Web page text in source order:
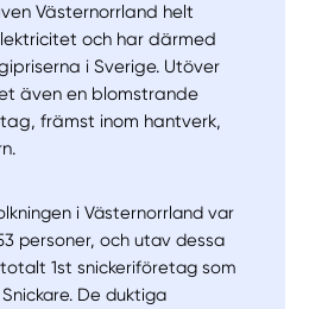
Västernorrland helt
och har därmed
i Sverige. Utöver
även en blomstrande
främst inom hantverk,
i Västernorrland var
personer, och utav dessa
1st snickeriföretag som
De duktiga